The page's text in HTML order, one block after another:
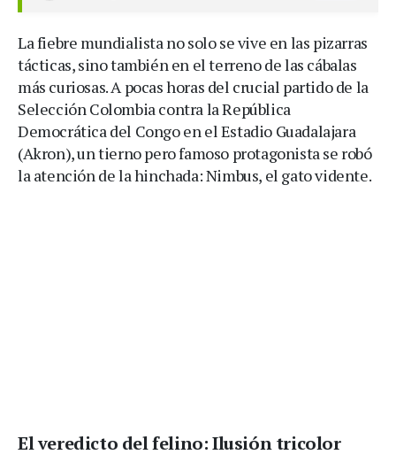
La fiebre mundialista no solo se vive en las pizarras
tácticas, sino también en el terreno de las cábalas
más curiosas. A pocas horas del crucial partido de la
Selección Colombia contra la República
Democrática del Congo en el Estadio Guadalajara
(Akron), un tierno pero famoso protagonista se robó
la atención de la hinchada: Nimbus, el gato vidente.
El veredicto del felino: Ilusión tricolor